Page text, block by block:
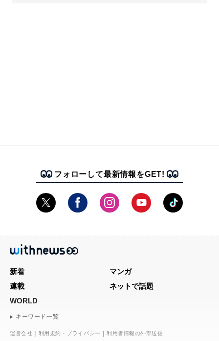
フォローして最新情報をGET!
新着
マンガ
連載
ネットで話題
WORLD
キーワード一覧
運営会社 利用規約・プライバシー 利用者情報の外部送信